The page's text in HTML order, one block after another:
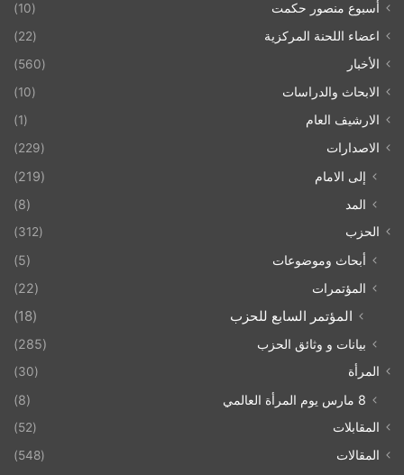
أسبوع منصور حكمت
(10)
اعضاء اللحنة المركزية
(22)
الأخبار
(560)
الابحاث والدراسات
(10)
الارشيف العام
(1)
الاصدارات
(229)
إلى الامام
(219)
المد
(8)
الحزب (312)
أبحاث وموضوعات
(5)
المؤتمرات
(22)
المؤتمر السابع للحزب (18)
بيانات و وثائق الحزب (285)
المرأة (30)
8 مارس يوم المرأة العالمي (8)
المقابلات
(52)
المقالات
(548)